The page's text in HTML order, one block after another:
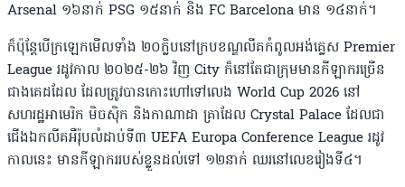
Arsenal ១៦នាក់ PSG ១៥នាក់ និង FC Barcelona មាន ១៤នាក់។
ក៏ប៉ុន្តែបើក្រឡេកមើលទាំង ២០ក្លិបនៅក្របខណ្ឌលីគកំពូលអង់គ្លេស Premier
League រដូវកាល ២០២៥-២៦ វិញ City ក៏នៅតែជាក្រុមមានកីឡាករច្រើន
ជាងគេដដែល ដែលត្រូវបានកោះហៅទៅលេង World Cup 2026 នៅ
សហរដ្ឋអាមេរិក មិចស៊ិក និងកាណាដា គ្រាដែល Crystal Palace ដែលជា
ជើងឯកលីគអឺរ៉ុបលំដាប់ទី៣ UEFA Europa Conference League រដូវ
កាលនេះ មានកីឡាកររបស់ខ្លួនដល់ទៅ ១២នាក់ ឈរនៅលេខរៀងទី៤។